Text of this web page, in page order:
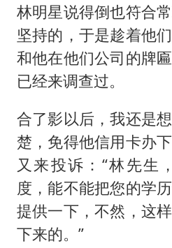
林明星说得倒也符合
坚持的，于是趁着他
和他在他们公司的牌
已经来调查过。
合了影以后，我还是
楚，免得他信用卡办
又来投诉：“林先生
度，能不能把您的学
提供一下，不然，这
下来的。”